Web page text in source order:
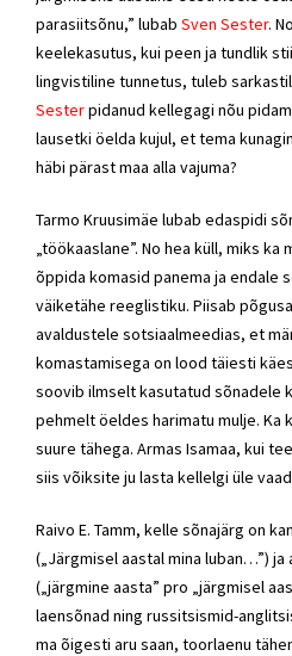
parasiitsõnu,” lubab Sven Sester.
keelekasutus, kui peen ja tundlik
lingvistiline tunnetus, tuleb
Sesterpidanud kellegagi nõu
lausetki öelda kujul, et tema
häbi pärast maa alla vajuma?
Tarmo Kruusimäe lubab edaspidi
„töökaaslane”. No hea küll, miks
õppida komasid panema ja endale
väiketähe reeglistiku. Piisab
avaldustele sotsiaalmeedias, et
komastamisega on lood täiesti
soovib ilmselt kasutatud sõnadele
pehmelt öeldes harimatu mulje. Ka
suure tähega. Armas Isamaa, kui
siis võiksite ju lasta kellelgi üle
Raivo E. Tamm, kelle sõnajärg on
(„Järgmisel aastal mina luban…”)
(„järgmine aasta” pro „järgmisel
laensõnad ning russitsismid-
ma õigesti aru saan, toorlaenu